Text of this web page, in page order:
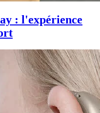
: l'expérience